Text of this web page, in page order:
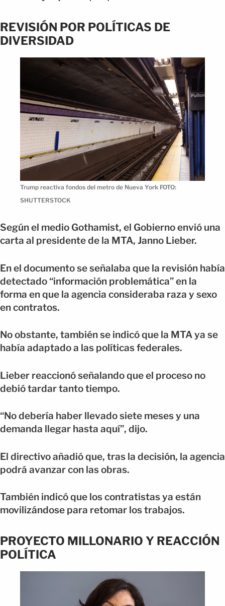
REVISIÓN POR POLÍTICAS DE
DIVERSIDAD
Trump reactiva fondos del metro de Nueva York FOTO:
SHUTTERSTOCK
Según el medio Gothamist, el Gobierno envió una
carta al presidente de la MTA, Janno Lieber.
En el documento se señalaba que la revisión había
detectado “información problemática” en la
forma en que la agencia consideraba raza y sexo
en contratos.
No obstante, también se indicó que la MTA ya se
había adaptado a las políticas federales.
Lieber reaccionó señalando que el proceso no
debió tardar tanto tiempo.
“No debería haber llevado siete meses y una
demanda llegar hasta aquí”, dijo.
El directivo añadió que, tras la decisión, la agencia
podrá avanzar con las obras.
También indicó que los contratistas ya están
movilizándose para retomar los trabajos.
PROYECTO MILLONARIO Y REACCIÓN
POLÍTICA